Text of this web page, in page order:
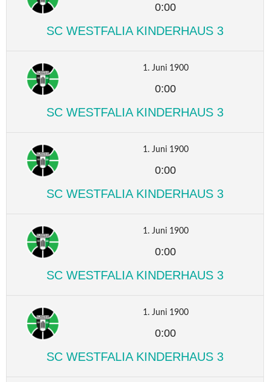
0:00
SC WESTFALIA KINDERHAUS 3
1. Juni 1900
0:00
SC WESTFALIA KINDERHAUS 3
1. Juni 1900
0:00
SC WESTFALIA KINDERHAUS 3
1. Juni 1900
0:00
SC WESTFALIA KINDERHAUS 3
1. Juni 1900
0:00
SC WESTFALIA KINDERHAUS 3